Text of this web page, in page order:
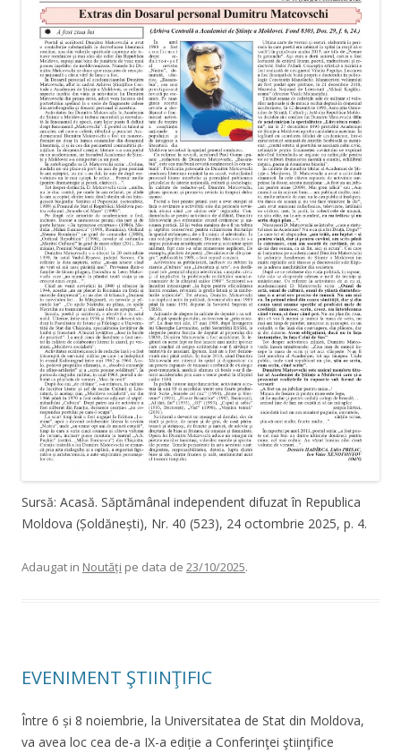
Sursă: Acasă. Săptămânal independent difuzat în Republica
Moldova (Șoldănești), Nr. 40 (523), 24 octombrie 2025, p. 4.
Adaugat in Noutăți pe data de 23/10/2025.
EVENIMENT ŞTIINŢIFIC
Între 6 și 8 noiembrie, la Universitatea de Stat din Moldova,
va avea loc cea de-a IX-a ediție a Conferinţei ştiinţifice